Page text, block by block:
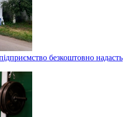
безкоштовно надасть